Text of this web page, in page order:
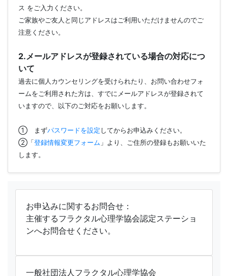
ス をご入力ください。
ご家族やご友人と同じアドレスはご利用いただけませんのでご
注意ください。
2.メールアドレスが登録されている場合の対応につ
いて
過去に個人カウンセリングを受けられたり、お問い合わせフォ
ームをご利用された方は、すでにメールアドレスが登録されて
いますので、以下のご対応をお願いします。
① まずパスワードを設定してからお申込みください。
②「登録情報変更フォーム 」より、ご住所の登録もお願いいた
します。
お申込みに関するお問合せ：
主催するフラクタル心理学協会認定ステーショ
ンへお問合せください。
一般社団法人フラクタル心理学協会